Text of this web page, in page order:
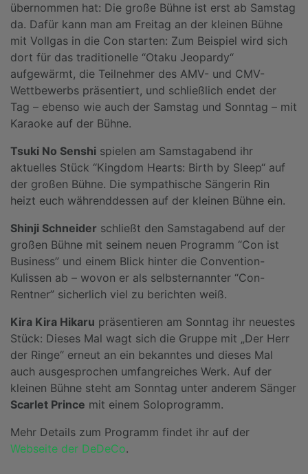
übernommen hat: Die große Bühne ist erst ab Samstag
da. Dafür kann man am Freitag an der kleinen Bühne
mit Vollgas in die Con starten: Zum Beispiel wird sich
dort für das traditionelle “Otaku Jeopardy“
aufgewärmt, die Teilnehmer des AMV- und CMV-
Wettbewerbs präsentiert, und schließlich endet der
Tag – ebenso wie auch der Samstag und Sonntag – mit
Karaoke auf der Bühne.
Tsuki No Senshi spielen am Samstagabend ihr
aktuelles Stück “Kingdom Hearts: Birth by Sleep“ auf
der großen Bühne. Die sympathische Sängerin Rin
heizt euch währenddessen auf der kleinen Bühne ein.
Shinji Schneider schließt den Samstagabend auf der
großen Bühne mit seinem neuen Programm “Con ist
Business” und einem Blick hinter die Convention-
Kulissen ab – wovon er als selbsternannter “Con-
Rentner” sicherlich viel zu berichten weiß.
Kira Kira Hikaru präsentieren am Sonntag ihr neuestes
Stück: Dieses Mal wagt sich die Gruppe mit „Der Herr
der Ringe“ erneut an ein bekanntes und dieses Mal
auch ausgesprochen umfangreiches Werk. Auf der
kleinen Bühne steht am Sonntag unter anderem Sänger
Scarlet Prince mit einem Soloprogramm.
Mehr Details zum Programm findet ihr auf der
Webseite der DeDeCo.